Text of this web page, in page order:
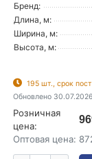
Бренд:
Длина, м:
Ширина, м:
Высота, м:
195 шт., срок
Обновлено 30.07.2026
Розничная
цена:
Оптовая цена: